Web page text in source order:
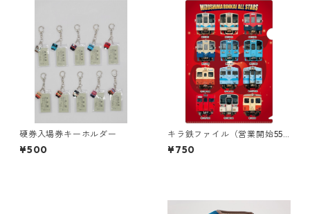
硬券入場券キーホルダー
¥500
キラ鉄ファイル（営業開始55t
h記念）
¥750